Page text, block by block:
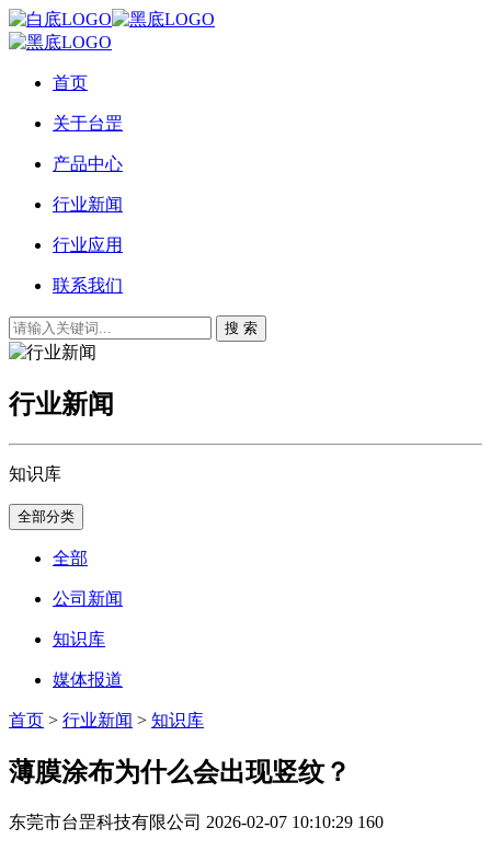
首页
关于台罡
产品中心
行业新闻
行业应用
联系我们
搜 索
行业新闻
知识库
全部分类
全部
公司新闻
知识库
媒体报道
首页 > 行业新闻 > 知识库
薄膜涂布为什么会出现竖纹？
东莞市台罡科技有限公司 2026-02-07 10:10:29 160